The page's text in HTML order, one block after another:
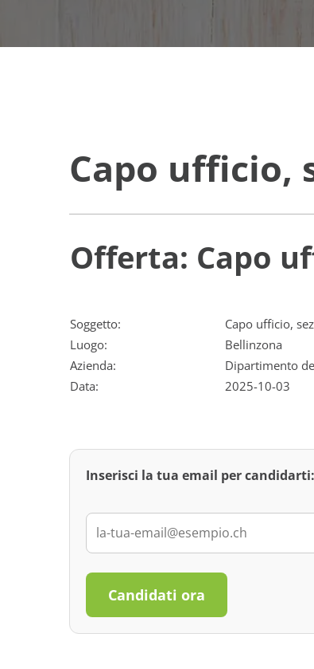
Capo ufficio,
Offerta: Capo
Soggetto:
Capo ufficio,
Luogo:
Bellinzona
Azienda:
Dipartimento
Data:
2025-10-03
Inserisci la tua email per candidarti:
Candidati ora